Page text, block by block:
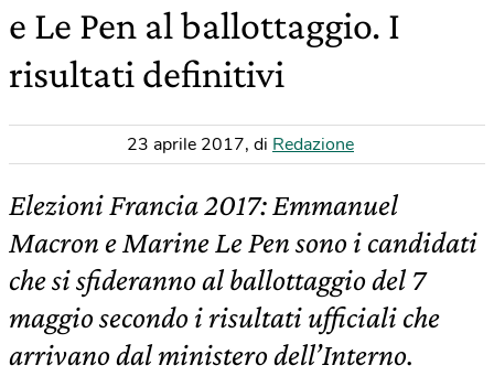
e Le Pen al ballottaggio. I
risultati definitivi
23 aprile 2017, di Redazione
Elezioni Francia 2017: Emmanuel
Macron e Marine Le Pen sono i candidati
che si sfideranno al ballottaggio del 7
maggio secondo i risultati ufficiali che
arrivano dal ministero dell’Interno.